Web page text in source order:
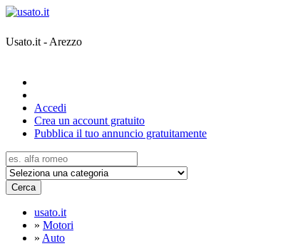
Usato.it - Arezzo
Accedi
Crea un account gratuito
Pubblica il tuo annuncio gratuitamente
Cerca
usato.it
» Motori
» Auto